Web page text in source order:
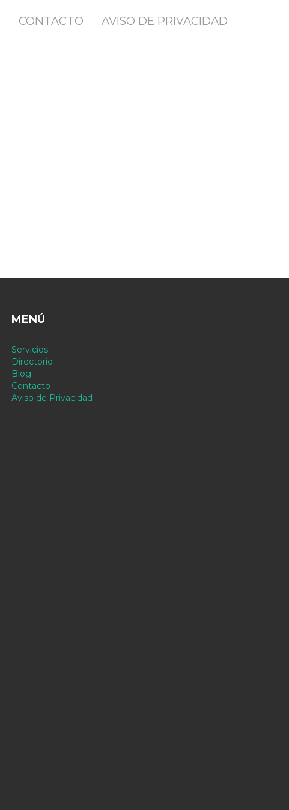
CONTACTO AVISO DE PRIVACIDAD
MENÚ
Servicios
Directorio
Blog
Contacto
Aviso de Privacidad